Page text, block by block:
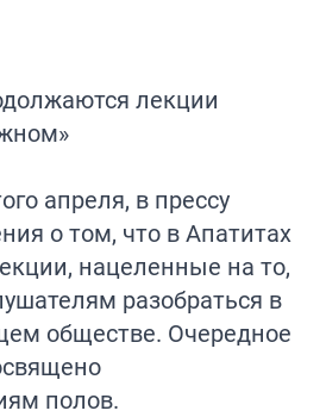
апреля, в прессу
о том, что в Апатитах
нацеленные на то,
разобраться в
обществе. Очередное
полов.